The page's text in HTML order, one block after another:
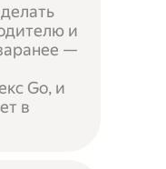
и
—
Go, и
в